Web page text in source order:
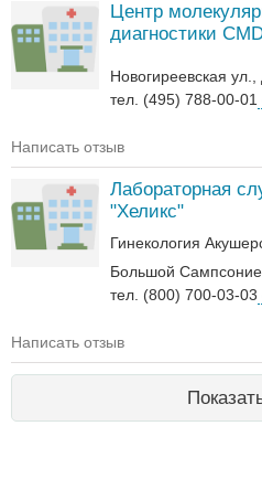
Центр
диагностики
Новогиреевская ул.,
тел. (495) 788-00-01
Написать отзыв
Лабораторная
"Хеликс"
Гинекология
Большой
тел. (800) 700-03-03
Написать отзыв